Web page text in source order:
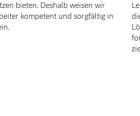
und Sommer Kompletträder.
bieten. Deshalb weisen wir
kompetent und sorgfältig in